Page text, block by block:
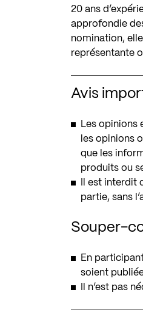
20 ans
approfondie
nomination,
représentante
Avis
Les opinions
les opinions
que les
produits ou
Il est interdit
partie, sans
Souper-
En
soient
Il n’est pas